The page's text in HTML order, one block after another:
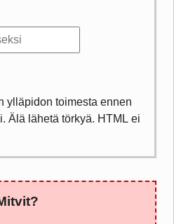
ylläpidon toimesta ennen
Älä lähetä törkyä. HTML ei